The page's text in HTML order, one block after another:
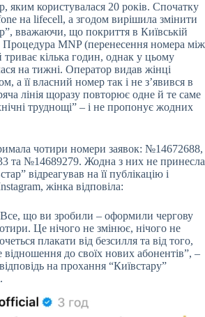
яким користувалася 20 років. Спочатку
на lifecell, а згодом вирішила змінити
вважаючи, що покриття в Київській
Процедура MNP (перенесення номера між
триває кілька годин, однак у цьому
на тижні. Оператор видав жінці
а її власний номер так і не з’явився в
лінія щоразу повторює одне й те саме
труднощі” – і не пропонує жодних
чотири номери заявок: №14672688,
та №14689279. Жодна з них не принесла
відреагував на її публікацію і
жінка відповіла:
Все, що ви зробили – оформили чергову
Це нічого не змінює, нічого не
плакати від безсилля та від того,
до своїх нових абонентів”, –
на прохання “Київстару”